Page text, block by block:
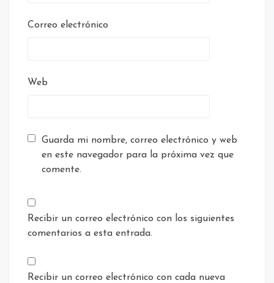
Correo electrónico
Web
Guarda mi nombre, correo electrónico y web
en este navegador para la próxima vez que
comente.
Recibir un correo electrónico con los siguientes
comentarios a esta entrada.
Recibir un correo electrónico con cada nueva